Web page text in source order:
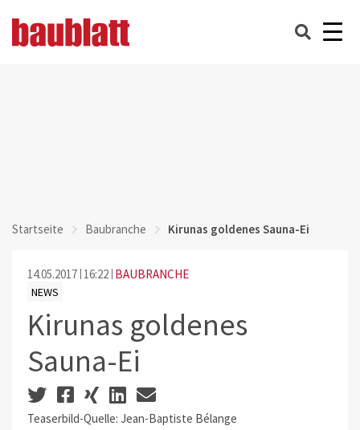
Startseite Baubranche Kirunas goldenes Sauna-Ei
14.05.2017 16:22 BAUBRANCHE
NEWS
Kirunas goldenes
Sauna-Ei
Teaserbild-Quelle: Jean-Baptiste Bélange